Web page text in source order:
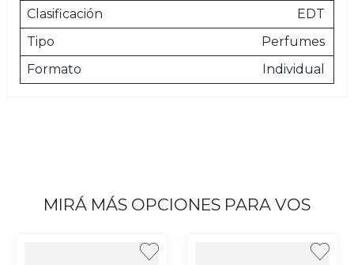
Clasificación
EDT
Tipo
Perfumes
Formato
Individual
MIRÁ MÁS OPCIONES PARA VOS